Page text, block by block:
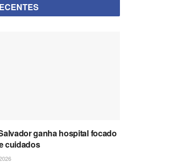
ganha hospital focado
cuidados